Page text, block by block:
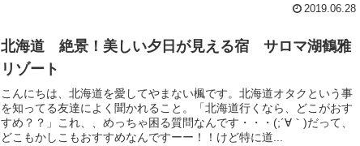
2019.06.28
北海道 絶景！美しい夕日が見える宿 サロマ湖鶴雅
リゾート
こんにちは、北海道を愛してやまない楓です。北海道オタクという事
を知ってる友達によく聞かれること。「北海道行くなら、どこがおす
すめ？？」これ、、めっちゃ困る質問なんです・・・(;´∀｀)だって、
どこもかしこもおすすめなんですーー！！けど特に道...